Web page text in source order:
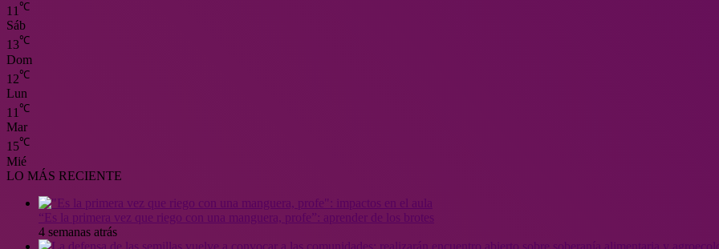
11 ℃
Sáb
13℃
Dom
12℃
Lun
11 ℃
Mar
15℃
Mié
LO MÁS RECIENTE
“Es la primera vez que riego con una manguera, profe”: aprender de los brotes
4 semanas atrás